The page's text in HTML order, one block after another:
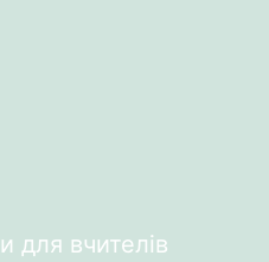
для вчителів